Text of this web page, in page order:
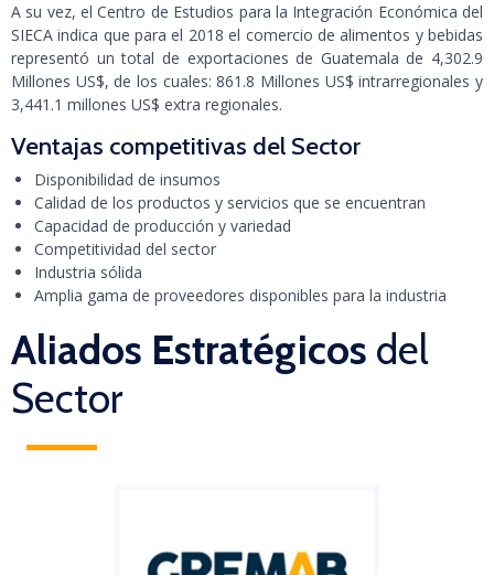
A su vez, el Centro de Estudios para la Integración Económica del
SIECA indica que para el 2018 el comercio de alimentos y bebidas
representó un total de exportaciones de Guatemala de 4,302.9
Millones US$, de los cuales: 861.8 Millones US$ intrarregionales y
3,441.1 millones US$ extra regionales.
Ventajas competitivas del Sector
Disponibilidad de insumos
Calidad de los productos y servicios que se encuentran
Capacidad de producción y variedad
Competitividad del sector
Industria sólida
Amplia gama de proveedores disponibles para la industria
Aliados Estratégicos del
Sector